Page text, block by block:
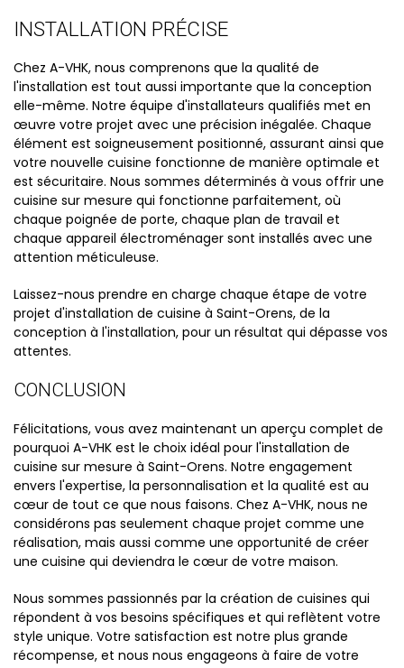
INSTALLATION PRÉCISE
Chez A-VHK, nous comprenons que la qualité de
l'installation est tout aussi importante que la conception
elle-même. Notre équipe d'installateurs qualifiés met en
œuvre votre projet avec une précision inégalée. Chaque
élément est soigneusement positionné, assurant ainsi que
votre nouvelle cuisine fonctionne de manière optimale et
est sécuritaire. Nous sommes déterminés à vous offrir une
cuisine sur mesure qui fonctionne parfaitement, où
chaque poignée de porte, chaque plan de travail et
chaque appareil électroménager sont installés avec une
attention méticuleuse.
Laissez-nous prendre en charge chaque étape de votre
projet d'installation de cuisine à Saint-Orens, de la
conception à l'installation, pour un résultat qui dépasse vos
attentes.
CONCLUSION
Félicitations, vous avez maintenant un aperçu complet de
pourquoi A-VHK est le choix idéal pour l'installation de
cuisine sur mesure à Saint-Orens. Notre engagement
envers l'expertise, la personnalisation et la qualité est au
cœur de tout ce que nous faisons. Chez A-VHK, nous ne
considérons pas seulement chaque projet comme une
réalisation, mais aussi comme une opportunité de créer
une cuisine qui deviendra le cœur de votre maison.
Nous sommes passionnés par la création de cuisines qui
répondent à vos besoins spécifiques et qui reflètent votre
style unique. Votre satisfaction est notre plus grande
récompense, et nous nous engageons à faire de votre